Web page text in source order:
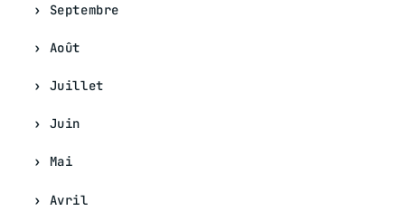
Septembre
Août
Juillet
Juin
Mai
Avril